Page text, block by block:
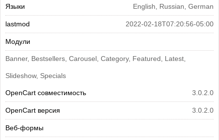
Языки English, Russian, German
lastmod 2022-02-18T07:20:56-05:00
Модули
Banner, Bestsellers, Carousel, Category, Featured, Latest,
Slideshow, Specials
OpenCart совместимость 3.0.2.0
OpenCart версия 3.0.2.0
Веб-формы